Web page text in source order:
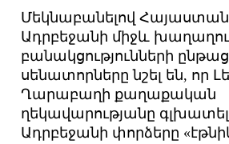
Մեկնաբանելով
Ադրբեջանի միջև
բանակցությունների
սենատորները նշել են, որ
Ղարաբաղի քաղաքական
ղեկավարությանը
Ադրբեջանի փորձերը